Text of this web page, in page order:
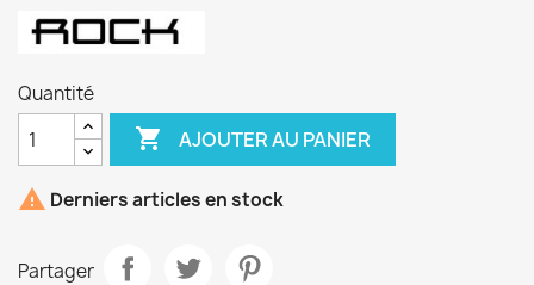
Quantité
 AJOUTER AU PANIER
 Derniers articles en stock
Partager